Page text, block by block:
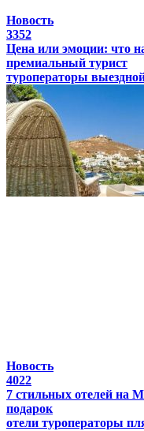
Новость
3352
Цена или эмоции: что
премиальный турист
туроператоры
Новость
4022
7 стильных отелей на
подарок
отели туроператоры